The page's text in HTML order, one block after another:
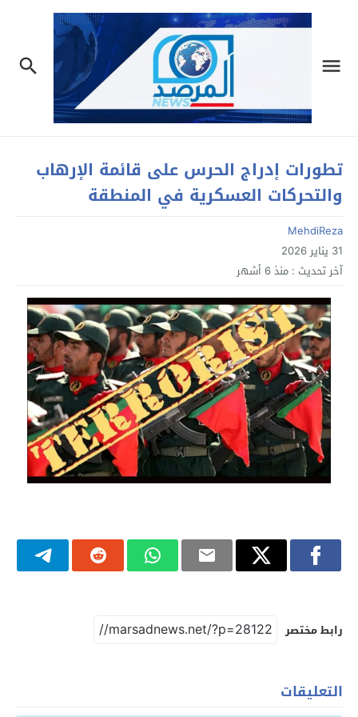
تطورات إدراج الحرس على قائمة الإرهاب
والتحركات العسكرية في المنطقة
MehdiReza
31 يناير 2026
آخر تحديث : منذ 6 أشهر
رابط مختصر
التعليقات